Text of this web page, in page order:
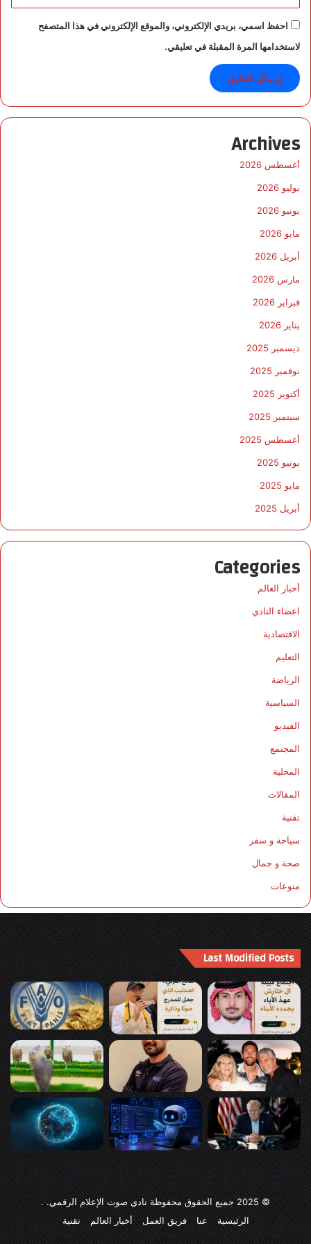
ت
م
ع
ي
ة
م
ط
احفظ اسمي، بريدي الإلكتروني، والموقع الإلكتروني في هذا المتصفح
لاستخدامها المرة المقبلة في تعليقي.
Archives
أغسطس 2026
يوليو 2026
يونيو 2026
مايو 2026
أبريل 2026
مارس 2026
فبراير 2026
يناير 2026
ديسمبر 2025
نوفمبر 2025
أكتوبر 2025
سبتمبر 2025
أغسطس 2025
يونيو 2025
مايو 2025
أبريل 2025
Categories
أخبار العالم
اعضاء النادي
الاقتصادية
التعليم
الرياضة
السياسية
الفيديو
المجتمع
المحلية
المقالات
تقنية
سياحة و سفر
صحة و جمال
منوعات
Last Modified Posts
© 2025 جميع الحقوق محفوظة نادي صوت الإعلام الرقمي. .
الرئيسية
عنا فريق العمل أخبار العالم تقنية